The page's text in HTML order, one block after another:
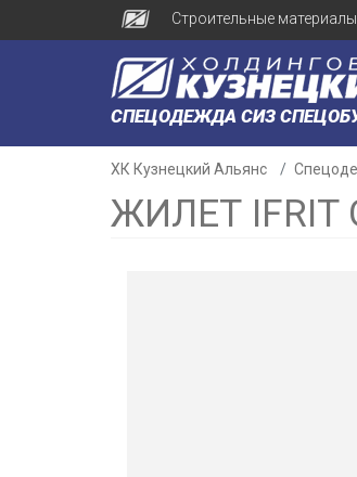
Строительные материалы
СПЕЦОДЕЖДА СИЗ
ХК Кузнецкий Альянс
ЖИЛЕТ IFRIT